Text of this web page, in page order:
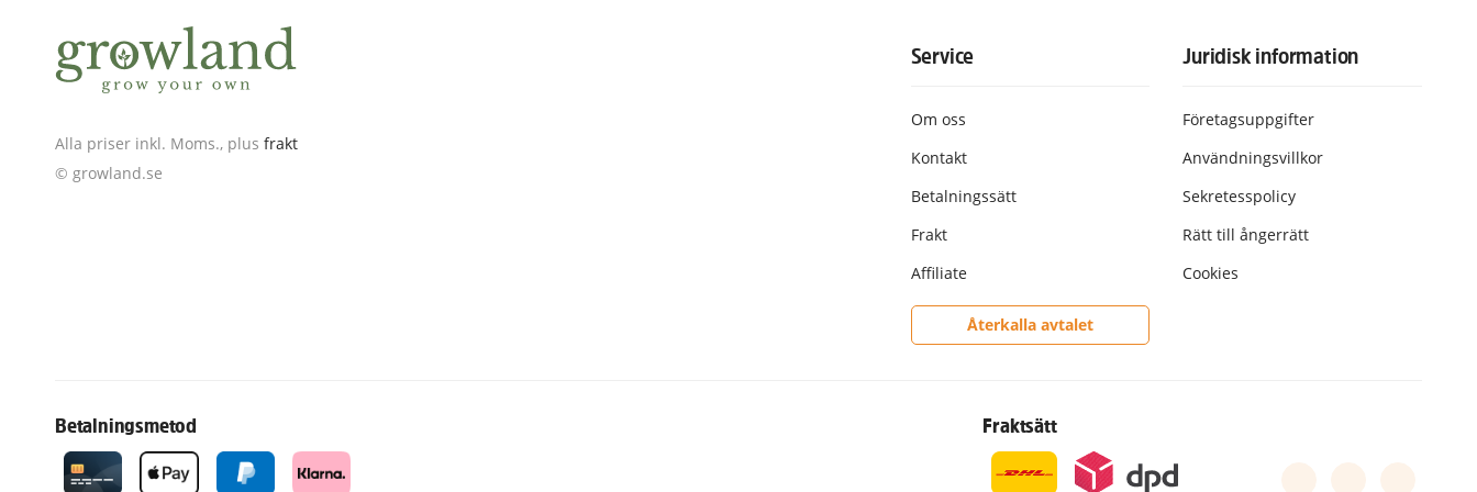
Alla priser inkl. Moms., plus frakt
© growland.se
Service
Om oss
Kontakt
Betalningssätt
Frakt
Affiliate
Återkalla avtalet
Juridisk information
Företagsuppgifter
Användningsvillkor
Sekretesspolicy
Rätt till ångerrätt
Cookies
Betalningsmetod Fraktsätt